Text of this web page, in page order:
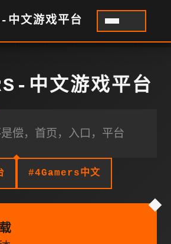
中文游戏平台
中文游戏平台
偿，首页，入口，平台
#4Gamers中文